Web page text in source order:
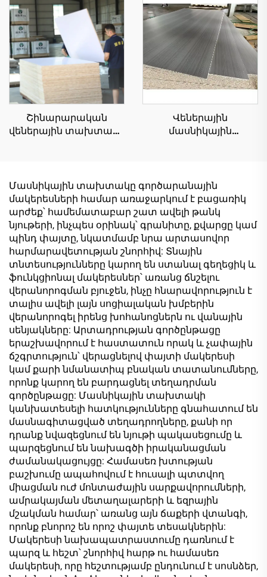
Շինարարական
վեներային տախտակի
սերդերային
մելամինային վեներ
սանդղաձև
մետաղական
կառուցվածքի համար
Վեներային
մասնիկային
բնական փայտե
սերդերային
մելամինային վեներ
սանդղաձև
մետաղական
կառուցվածքի համար
Մասնիկային տախտակը գործարանային
մակերեսների համար առաջարկում է բացառիկ
արժեք՝ համեմատաբար շատ ավելի թանկ
նյութերի, ինչպես օրինակ՝ գրանիտը, քվարցը կամ
պինդ փայտը, նկատմամբ նրա արտասովոր
հարմարավետության շնորհիվ: Տնային
տնտեսությունները կարող են ստանալ գեղեցիկ և
ֆունկցիոնալ մակերեսներ՝ առանց ճնշելու
վերանորոգման բյուջեն, ինչը հնարավորություն է
տալիս ավելի լայն սոցիալական խմբերին
վերանորոգել իրենց խոհանոցներն ու վանային
սենյակները: Արտադրության գործընթացը
երաշխավորում է հաստատուն որակ և չափային
ճշգրտություն՝ վերացնելով փայտի մակերեսի
կամ քարի նմանատիպ բնական տատանումները,
որոնք կարող են բարդացնել տեղադրման
գործընթացը: Մասնիկային տախտակի
կանխատեսելի հատկությունները գնահատում են
մասնագիտացված տեղադրողները, քանի որ
դրանք նվազեցնում են նյութի պակասեցումը և
պարզեցնում են նախագծի իրականացման
ժամանակացույցը: Համասեռ խտության
բաշխումը ապահովում է հուսալի պտտվող
միացման ուժ մոնտաժային սարքավորումների,
ամրակայման մետաղալարերի և եզրային
մշակման համար՝ առանց այն ճաքերի վտանգի,
որոնք բնորոշ են որոշ փայտե տեսակներին:
Մակերեսի նախապատրաստումը դառնում է
պարզ և հեշտ՝ շնորհիվ հարթ ու համասեռ
մակերեսի, որը հեշտությամբ ընդունում է սոսնձեր,